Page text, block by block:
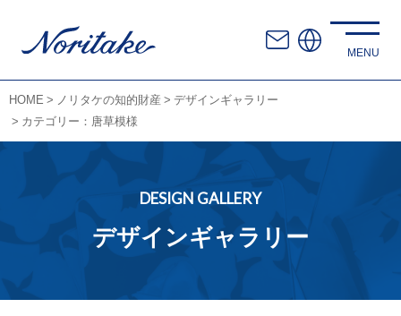
HOME ノリタケの知的財産
デザインギャラリー
カテゴリー：唐草模様
DESIGN GALLERY
デザインギャラリー